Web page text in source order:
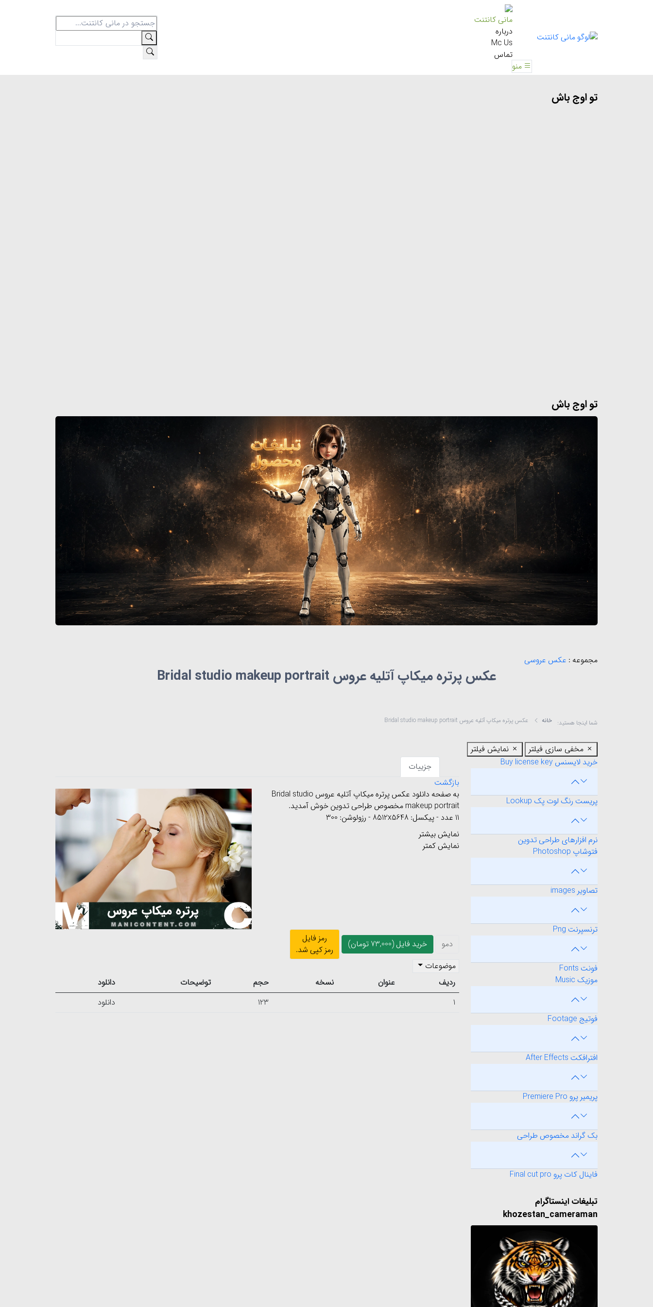
مانی کانتنت
درباره
Mc Us
تماس
منو
تو اوج باش
تو اوج باش
مجموعه : عکس عروسی
عکس پرتره میکاپ آتلیه عروس Bridal studio makeup portrait
شما اینجا هستید: خانه عکس پرتره میکاپ آتلیه عروس Bridal studio makeup portrait
مخفی سازی فیلتر
نمایش فیلتر
خرید لایسنس Buy license key
پریست رنگ لوت پک Lookup
نرم افزارهای طراحی تدوین
فتوشاپ Photoshop
تصاویر images
ترنسپرنت Png
فونت Fonts
موزیک Music
فوتیج Footage
افترافکت After Effects
پریمیر پرو Premiere Pro
بک گراند مخصوص طراحی
فاینال کات پرو Final cut pro
تبلیغات اینستاگرام
khozestan_cameraman
جزییات
بازگشت
به صفحه دانلود عکس پرتره میکاپ آتلیه عروس Bridal studio
makeup portrait مخصوص طراحی تدوین خوش آمدید.
11 عدد - پیکسل: 8512x5648 - رزولوشن: 300
نمایش بیشتر
نمایش کمتر
دمو خرید فایل (73,000 تومان)
رمز فایل
رمز کپی شد.
موضوعات
ردیف
عنوان نسخه حجم توضیحات
دانلود
1
123 دانلود